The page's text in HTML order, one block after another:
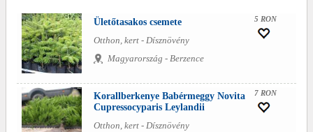
Ületőtasakos csemete
Otthon, kert - Dísznövény
Magyarország - Berzence
5 RON
Korallberkenye Babérmeggy Novita
Cupressocyparis Leylandii
Otthon, kert - Dísznövény
7 RON